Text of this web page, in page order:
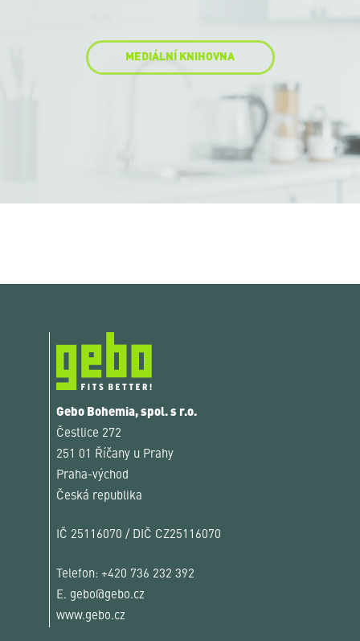
MEDIÁLNÍ KNIHOVNA
Gebo Bohemia, spol. s r.o.
Čestlice 272
251 01 Říčany u Prahy
Praha-východ
Česká republika
IČ 25116070 / DIČ CZ25116070
Telefon: +420 736 232 392
E. gebo@gebo.cz
www.gebo.cz